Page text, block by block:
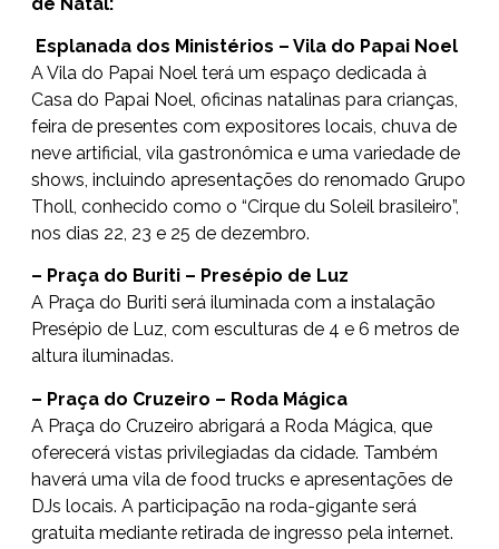
Esplanada dos Ministérios – Vila do Papai Noel
A Vila do Papai Noel terá um espaço dedicada à
Casa do Papai Noel, oficinas natalinas para crianças,
feira de presentes com expositores locais, chuva de
neve artificial, vila gastronômica e uma variedade de
shows, incluindo apresentações do renomado Grupo
Tholl, conhecido como o “Cirque du Soleil brasileiro”,
nos dias 22, 23 e 25 de dezembro.
– Praça do Buriti – Presépio de Luz
A Praça do Buriti será iluminada com a instalação
Presépio de Luz, com esculturas de 4 e 6 metros de
altura iluminadas.
– Praça do Cruzeiro – Roda Mágica
A Praça do Cruzeiro abrigará a Roda Mágica, que
oferecerá vistas privilegiadas da cidade. Também
haverá uma vila de food trucks e apresentações de
DJs locais. A participação na roda-gigante será
gratuita mediante retirada de ingresso pela internet.